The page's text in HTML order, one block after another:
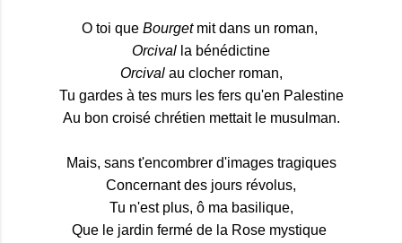
O toi que Bourget mit dans un roman,
Orcival la bénédictine
Orcival au clocher roman,
Tu gardes à tes murs les fers qu'en Palestine
Au bon croisé chrétien mettait le musulman.
Mais, sans t'encombrer d'images tragiques
Concernant des jours révolus,
Tu n'est plus, ô ma basilique,
Que le jardin fermé de la Rose mystique